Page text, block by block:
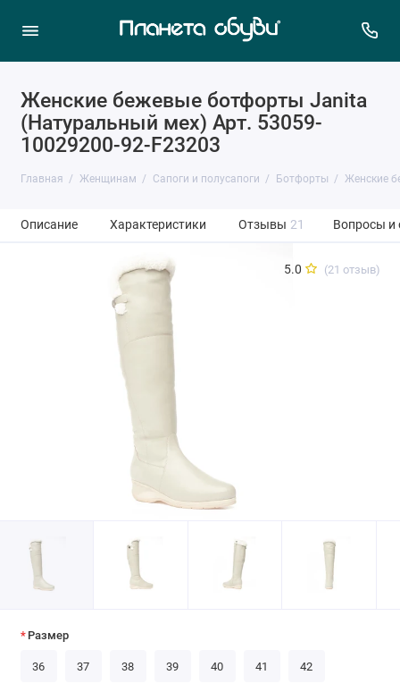
Женские бежевые ботфорты Janita
(Натуральный мех) Арт. 53059-
10029200-92-F23203
Главная Женщинам Сапоги и полусапоги Ботфорты Женские
Описание Характеристики Отзывы 21 Вопросы и
5.0 (21 отзыв)
Размер
36 37 38 39 40 41 42